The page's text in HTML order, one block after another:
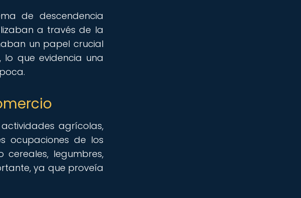
de descendencia
a través de la
un papel crucial
que evidencia una
agrícolas,
ocupaciones de los
legumbres,
ya que proveía